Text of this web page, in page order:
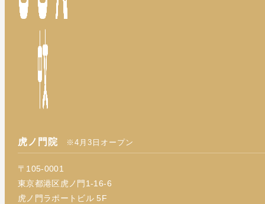
虎ノ門院 ※4月3日オープン
〒105-0001
東京都港区虎ノ門1-16-6
虎ノ門ラポートビル 5F